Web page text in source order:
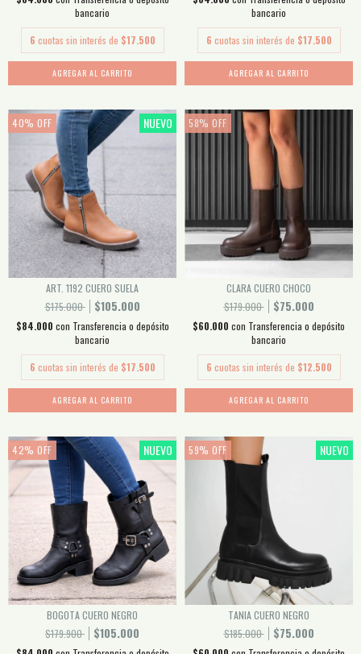
bancario
6 cuotas sin interés de $17.500
AGREGAR AL CARRITO
bancario
6 cuotas sin interés de $17.500
AGREGAR AL CARRITO
40% OFF NUEVO
ART. 1192 CUERO SUELA
$175.000
$105.000
$84.000 con Transferencia o depósito
bancario
6 cuotas sin interés de $17.500
AGREGAR AL CARRITO
58% OFF
CLARA CUERO CHOCO
$179.000
$75.000
$60.000 con Transferencia o depósito
bancario
6 cuotas sin interés de $12.500
AGREGAR AL CARRITO
42% OFF NUEVO
BOGOTA CUERO NEGRO
$179.900
$105.000
59% OFF NUEVO
TANIA CUERO NEGRO
$185.000
$75.000